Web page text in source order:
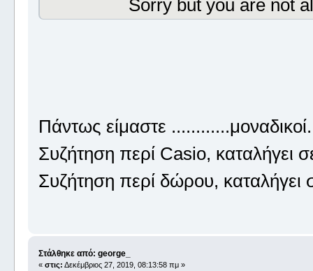
Sorry but you are not
Πάντως είμαστε
Συζήτηση περί Casio, καταλήγει
Συζήτηση περί δώρου,
Στάλθηκε από: george_
« στις: Δεκέμβριος 27, 2019, 08:13:58 πμ »